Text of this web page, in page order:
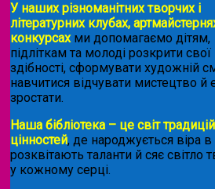
У наших різноманітних творчих і
літературних клубах,
конкурсахми допомагаємо дітям,
підліткам та молоді розкрити свої
здібності, сформувати художній
навчитися відчувати мистецтво й
зростати.
Наша бібліотека – це світ традицій
цінностей, де народжується віра в
розквітають таланти й сяє світло
у кожному серці.